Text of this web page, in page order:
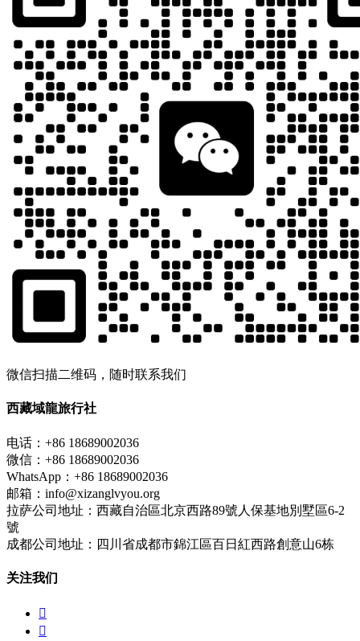
微信扫描二维码，随时联系我们
西藏域龍旅行社
电话：+86 18689002036
微信：+86 18689002036
WhatsApp：+86 18689002036
邮箱：info@xizanglvyou.org
拉萨公司地址：西藏自治區北京西路89號人保基地別墅區6-2
號
成都公司地址：四川省成都市錦江區百日紅西路創意山6栋
关注我们

